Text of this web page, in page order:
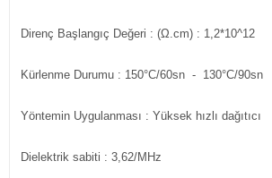
Direnç Başlangıç ​​Değeri : (Ω.cm) : 1,2*10^12
Kürlenme Durumu : 150°C/60sn - 130°C/90sn
Yöntemin Uygulanması : Yüksek hızlı dağıtıcı
Dielektrik sabiti : 3,62/MHz